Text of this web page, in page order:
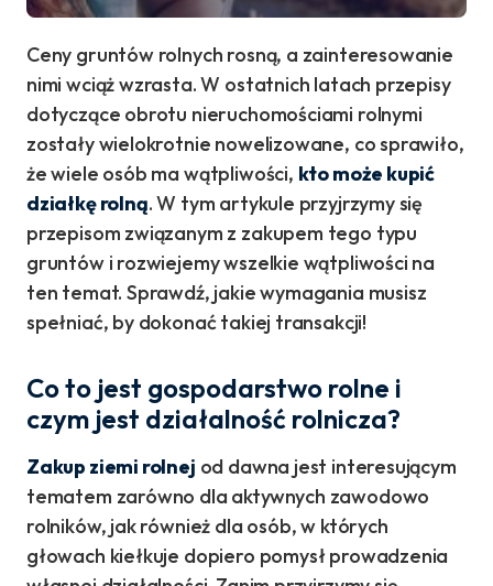
Ceny gruntów rolnych rosną, a zainteresowanie
nimi wciąż wzrasta. W ostatnich latach przepisy
dotyczące obrotu nieruchomościami rolnymi
zostały wielokrotnie nowelizowane, co sprawiło,
że wiele osób ma wątpliwości, kto może kupić
działkę rolną. W tym artykule przyjrzymy się
przepisom związanym z zakupem tego typu
gruntów i rozwiejemy wszelkie wątpliwości na
ten temat. Sprawdź, jakie wymagania musisz
spełniać, by dokonać takiej transakcji!
Co to jest gospodarstwo rolne i
czym jest działalność rolnicza?
Zakup ziemi rolnej od dawna jest interesującym
tematem zarówno dla aktywnych zawodowo
rolników, jak również dla osób, w których
głowach kiełkuje dopiero pomysł prowadzenia